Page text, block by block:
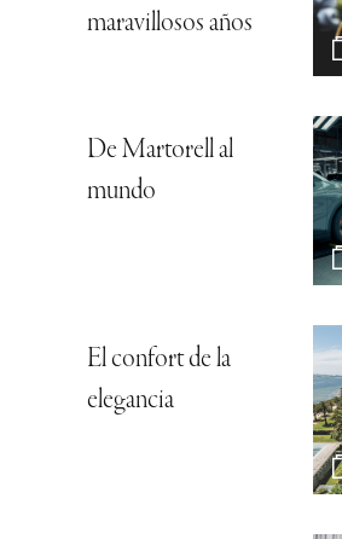
maravillosos años
De Martorell al
mundo
El confort de la
elegancia